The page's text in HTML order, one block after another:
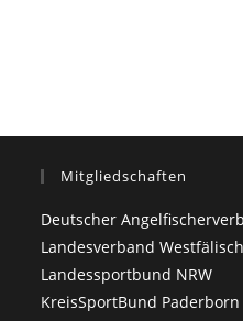
Mitgliedschaften
Deutscher
Landesverband
Landessportbund NRW
KreisSportBund Paderborn